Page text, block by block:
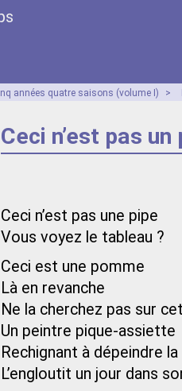
années quatre saisons (volume I) >
Ceci n’est pas
Ceci n’est pas une pipe
Vous voyez le tableau ?
Ceci est une pomme
Là en revanche
Ne la cherchez pas sur
Un peintre pique-assiette
Rechignant à dépeindre
L’engloutit un jour dans